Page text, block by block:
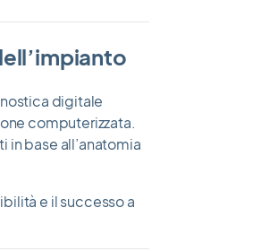
digitale
computerizzata.
base all’anatomia
e il successo a